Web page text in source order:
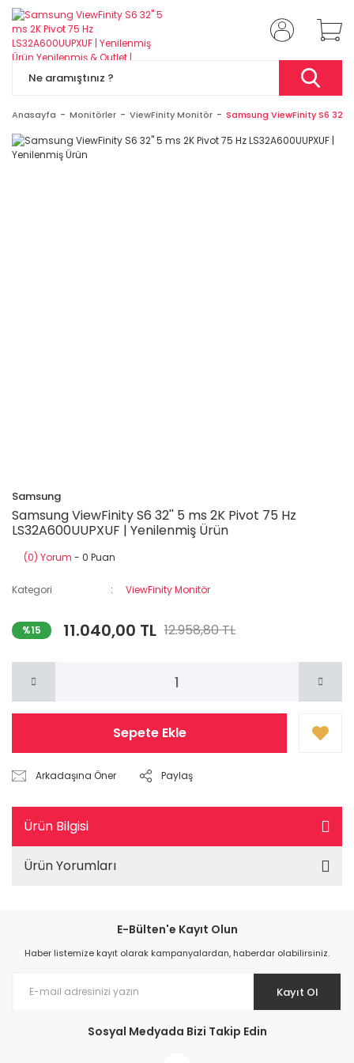
Anasayfa Monitörler ViewFinity Monitör Samsung ViewFinity S6 32''
Samsung
Samsung ViewFinity S6 32'' 5 ms 2K Pivot 75 Hz
LS32A600UUPXUF | Yenilenmiş Ürün
(0) Yorum - 0 Puan
Kategori ViewFinity Monitör
%15 11.040,00 TL 12.958,80 TL
Sepete Ekle
Arkadaşına Öner Paylaş
Ürün Bilgisi
Ürün Yorumları
E-Bülten'e Kayıt Olun
Haber listemize kayıt olarak kampanyalardan, haberdar olabilirsiniz.
Kayıt Ol
Sosyal Medyada Bizi Takip Edin